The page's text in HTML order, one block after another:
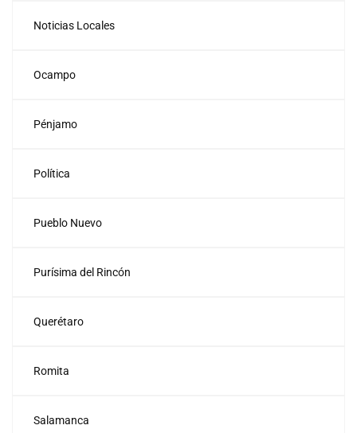
Noticias Locales
Ocampo
Pénjamo
Política
Pueblo Nuevo
Purísima del Rincón
Querétaro
Romita
Salamanca